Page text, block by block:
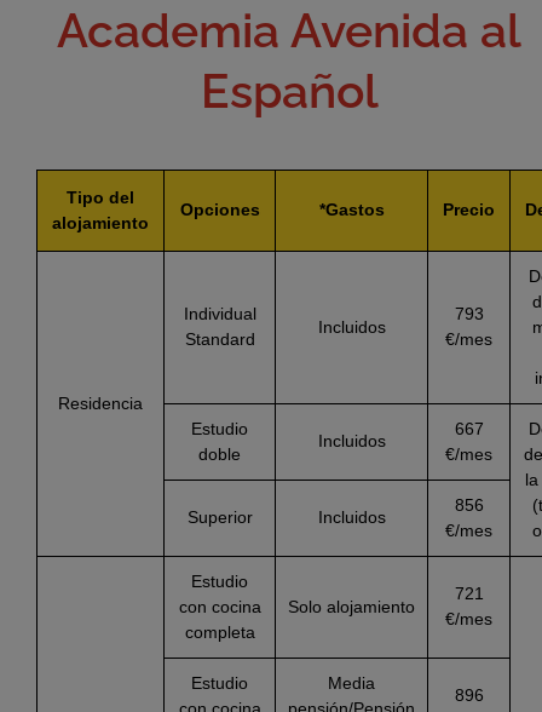
Academia Avenida al
Español
Tipo del
alojamiento
Opciones *Gastos Precio
Residencia
Individual
Standard
Incluidos
793
€/mes
Estudio
doble
Incluidos
667
€/mes
Superior Incluidos
856
€/mes
Estudio
con cocina
completa
Solo alojamiento
721
€/mes
Estudio
Media
896